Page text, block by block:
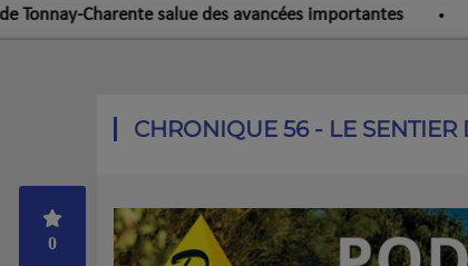
Charente salue des avancées importantes
CHRONIQUE 56 - LE
0